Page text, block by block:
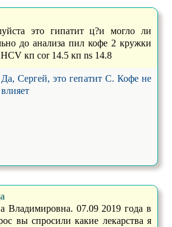
это гипатит ц?и могло ли
до анализа пил кофе 2 кружки
кп cor 14.5 кп ns 14.8
Да, Сергей, это гепатит С. Кофе не
влияет
Владимировна. 07.09 2019 года в
вы спросили какие лекарства я